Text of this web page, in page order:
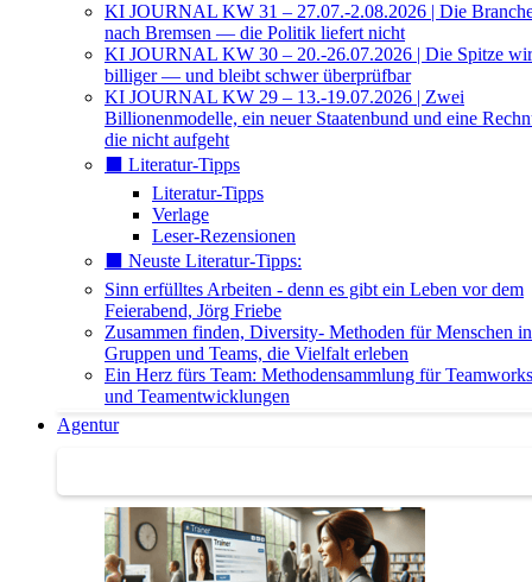
KI JOURNAL KW 31 – 27.07.-2.08.2026 | Die
nach Bremsen — die Politik liefert nicht
KI JOURNAL KW 30 – 20.-26.07.2026 | Die Spitze
billiger — und bleibt schwer überprüfbar
KI JOURNAL KW 29 – 13.-19.07.2026 | Zwei
Billionenmodelle, ein neuer Staatenbund und eine
die nicht aufgeht
⬛️ Literatur-Tipps
Literatur-Tipps
Verlage
Leser-Rezensionen
⬛️ Neuste Literatur-Tipps:
Sinn erfülltes Arbeiten - denn es gibt ein Leben vor dem
Feierabend, Jörg Friebe
Zusammen finden, Diversity- Methoden für Menschen in
Gruppen und Teams, die Vielfalt erleben
Ein Herz fürs Team: Methodensammlung für
und Teamentwicklungen
Agentur